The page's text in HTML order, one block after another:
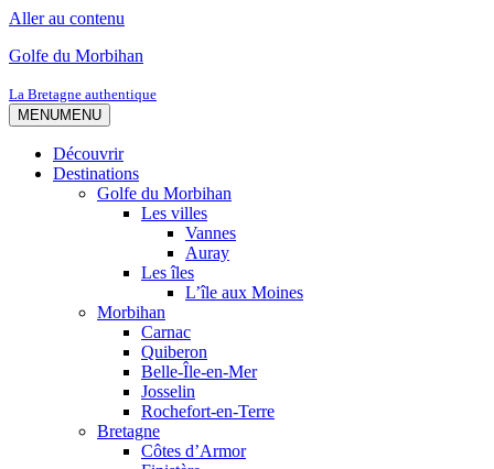
Aller au contenu
Golfe du Morbihan
La Bretagne authentique
MENUMENU
Découvrir
Destinations
Golfe du Morbihan
Les villes
Vannes
Auray
Les îles
L’île aux Moines
Morbihan
Carnac
Quiberon
Belle-Île-en-Mer
Josselin
Rochefort-en-Terre
Bretagne
Côtes d’Armor